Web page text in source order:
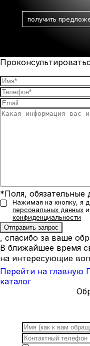
*Поля, обязательные
Нажимая на кнопку, я
персональных данных
конфиденциальности
, спасибо за ваше
В ближайшее время
на интересующие
Перейти на главную
каталог